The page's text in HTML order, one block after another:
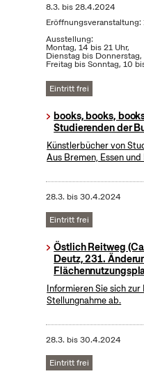
8.3. bis28.4.2024
Eröffnungsveranstaltung:
Ausstellung:
Montag, 14 bis 21 Uhr,
Dienstag bis Donnerstag,
Freitag bis Sonntag, 10
Eintritt frei
books, books,
Studierenden der
Künstlerbücher von
Aus Bremen, Essen und
28.3. bis30.4.2024
Eintritt frei
Östlich Reitweg
Deutz, 231.
Informieren Sie sich zur
Stellungnahme ab.
28.3. bis30.4.2024
Eintritt frei